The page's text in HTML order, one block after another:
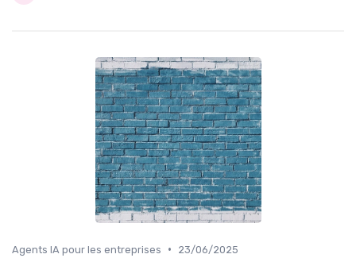
Agents IA pour les entreprises • 23/06/2025